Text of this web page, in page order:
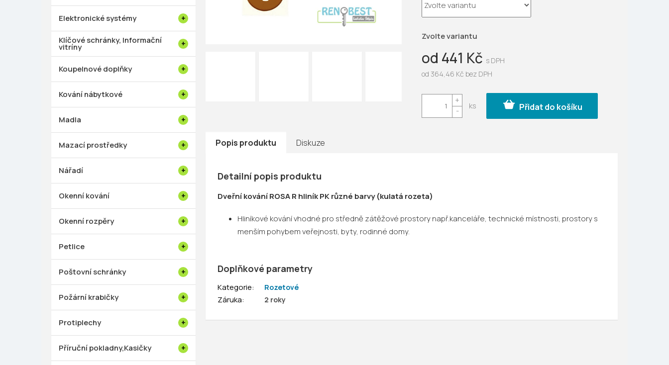
n
l
Elektronické systémy
Klíčové schránky, Informační
vitríny
Koupelnové doplňky
Kování nábytkové
Madla
Mazací prostředky
Nářadí
Okenní kování
Okenní rozpěry
Petlice
Poštovní schránky
Požární krabičky
Protiplechy
Příruční pokladny,Kasičky
5
hvězdiček.
od 441 Kč
od 364,46 Kč bez DPH
cena:
Zvolte variantu
Přidat do košíku
Popis produktu Diskuze
Detailní popis produktu
Dveřní kování ROSA R hliník PK různé barvy (kulatá rozeta)
Hliníkové kování vhodné pro středně zátěžové prostory např.kanceláře, technické místnosti, prostory s
menším pohybem veřejnosti, byty, rodinné domy.
Doplňkové parametry
Kategorie: Rozetové
Záruka: 2 roky